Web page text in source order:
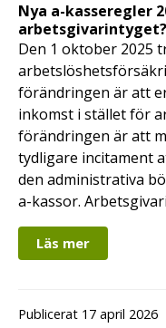
Nya a-kasseregler
arbetsgivarintyget?
Den 1 oktober 2025
förändringen är att
inkomst i stället för
förändringen är att
tydligare incitament
den administrativa
a-kassor.
Läs mer
Publicerat 17 april 2026